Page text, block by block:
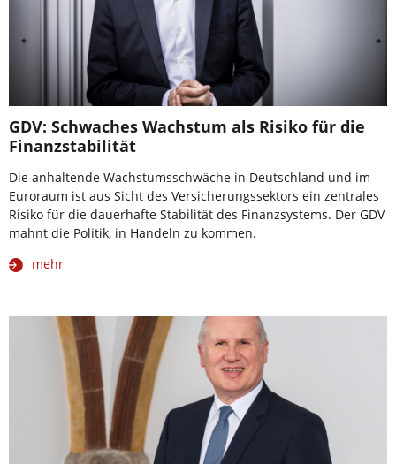
GDV: Schwaches Wachstum als Risiko für die
Finanzstabilität
Die anhaltende Wachstumsschwäche in Deutschland und im
Euroraum ist aus Sicht des Versicherungssektors ein zentrales
Risiko für die dauerhafte Stabilität des Finanzsystems. Der GDV
mahnt die Politik, in Handeln zu kommen.
mehr